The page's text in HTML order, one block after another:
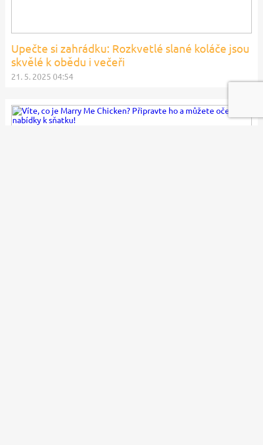
Upečte si zahrádku: Rozkvetlé slané koláče jsou
skvělé k obědu i večeři
21. 5. 2025 04:54